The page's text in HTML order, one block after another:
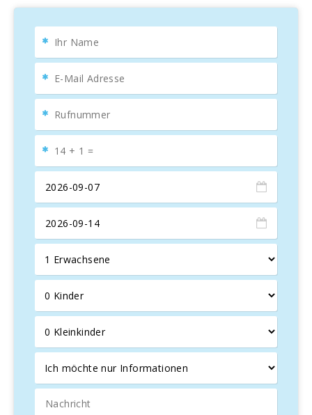
komfortablenRattanliegen am Poolsind ideal, um sich
erfrischen. Es Puig Portocolom bietet viele Orte, um
genießen, sowie stille Ecken im Garten, in denen ein alter
Olivenbaum eine besondere Atmosphäre schafft.
Das Innere der Villa verbindet
offener Wohnbereichmit weißen Holzmöbeln,
Panoramafenstern, Kamin, Flachbildfernseher und Esstisch
bietet einen idealen Raum zum Entspannen und Verweilen.
moderne, unabhängige Küche
Arbeitsflächen und Zugang zur Terrasse erlaubt es, dass
bis zuacht Personen bequem speisen, egal ob drinnen
oder draußen.
Erdgeschossgibt es ein Doppelzimmer mit eigenem
möchten. Eine kleine Galerie im ersten Stock verbindet drei
weitere Schlafzimmer, jedes mit eigenem Kleiderschrank.
Ein gemeinsames Bad mit Doppelwaschbecken liegt
günstig, und eines der Schlafzimmer bietet ein eigenes Bad
In nur wenigen Kilometern Entfernung bietet die
Küstenlinie von Capdepera bis Cala d′Or
atemberaubende Natur und köstliche Gastronomie. Es Puig